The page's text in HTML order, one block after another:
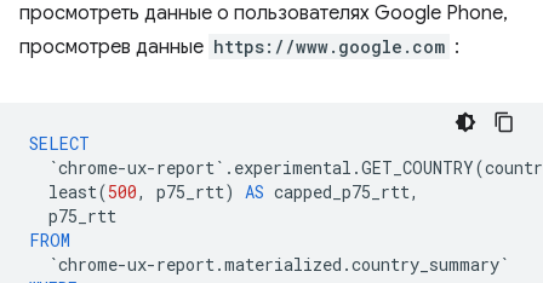
просмотреть данные о пользователях Google Phone,
просмотрев данные https://www.google.com :
SELECT
`chrome-ux-report` . experimental .GET_COUNTRY(
least(500, p75_rtt) AS capped_p75_rtt,
p75_rtt
FROM
`chrome-ux-report.materialized .country_summary`